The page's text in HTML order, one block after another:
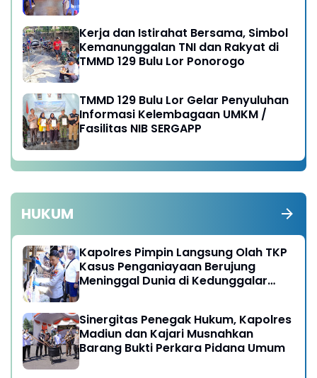
Kerja dan Istirahat Bersama, Simbol
Kemanunggalan TNI dan Rakyat di
TMMD 129 Bulu Lor Ponorogo
TMMD 129 Bulu Lor Gelar Penyuluhan
Informasi Kelembagaan UMKM /
Fasilitas NIB SERGAPP
HUKUM
Kapolres Pimpin Langsung Olah TKP
Kasus Penganiayaan Berujung
Meninggal Dunia di Kedunggalar
Sinergitas Penegak Hukum, Kapolres
Madiun dan Kajari Musnahkan
Barang Bukti Perkara Pidana Umum